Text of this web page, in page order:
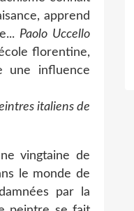
apprend
Paolo Uccello
florentine,
une influence
italiens de
vingtaine de
le monde de
par la